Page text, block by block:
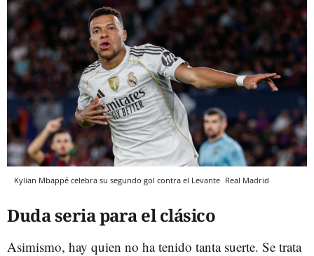
Kylian Mbappé celebra su segundo gol contra el Levante Real Madrid
Duda seria para el clásico
Asimismo, hay quien no ha tenido tanta suerte. Se trata